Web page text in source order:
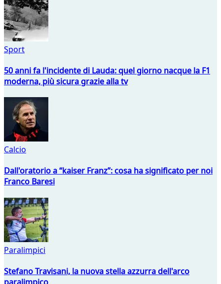
Sport
50 anni fa l'incidente di Lauda: quel giorno nacque la F1
moderna, più sicura grazie alla tv
Calcio
Dall'oratorio a “kaiser Franz”: cosa ha significato per noi
Franco Baresi
Paralimpici
Stefano Travisani, la nuova stella azzurra dell'arco